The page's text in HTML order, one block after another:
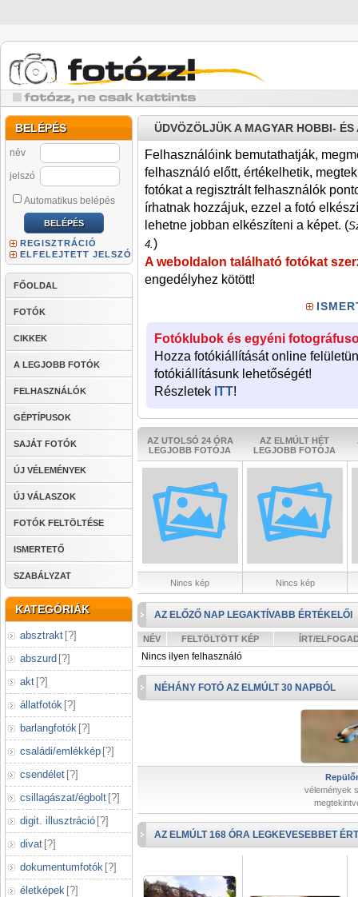
BELÉPÉS
név
jelszó
Automatikus belépés
REGISZTRÁCIÓ
ELFELEJTETT JELSZÓ
FŐOLDAL
FOTÓK
CIKKEK
A LEGJOBB FOTÓK
FELHASZNÁLÓK
GÉPTÍPUSOK
SAJÁT FOTÓK
ÚJ VÉLEMÉNYEK
ÚJ VÁLASZOK
FOTÓK FELTÖLTÉSE
ISMERTETŐ
SZABÁLYZAT
KATEGÓRIÁK
absztrakt [?]
abszurd [?]
akt [?]
állatfotók [?]
barlangfotók [?]
családi/emlékkép [?]
csendélet [?]
csillagászat/égbolt [?]
digit. illusztráció [?]
divat [?]
dokumentumfotók [?]
életképek [?]
ÜDVÖZÖLJÜK A MAGYAR HOBBI-
Felhasználóink bemutathatják,
felhasználó előtt, értékelhetik,
fotókat a regisztrált felhasználók
írhatnak hozzájuk, ezzel a fotó
lehetne jobban elkészíteni a képet. (
4.)
A weboldalon található fotókat
engedélyhez kötött!
Fotóklubok és egyéni
Hozza fotókiállítását online
fotókiállításunk lehetőségét!
Részletek ITT!
AZ UTOLSÓ 24 ÓRA
LEGJOBB FOTÓJA
AZ ELMÚLT HÉT
LEGJOBB FOTÓJA
Nincs kép Nincs kép
AZ ELŐZŐ NAP LEGAKTÍVABB ÉRTÉKELŐI
NÉV FELTÖLTÖTT KÉP ÍRT/
Nincs ilyen felhasználó
NÉHÁNY FOTÓ AZ ELMÚLT 30 NAPBÓL
vélemények
AZ ELMÚLT 168 ÓRA LEGKEVESEBBET